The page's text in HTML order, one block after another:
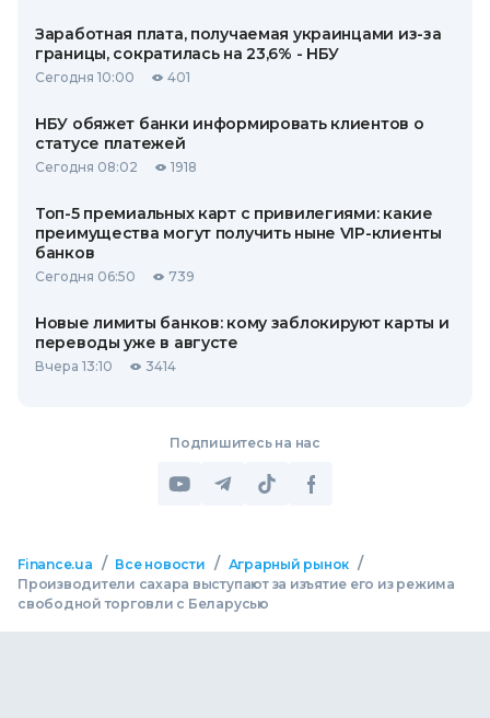
Заработная плата, получаемая украинцами из-за
границы, сократилась на 23,6% - НБУ
Сегодня 10:00 401
НБУ обяжет банки информировать клиентов о
статусе платежей
Сегодня 08:02 1918
Топ-5 премиальных карт с привилегиями: какие
преимущества могут получить ныне VIP-клиенты
банков
Сегодня 06:50 739
Новые лимиты банков: кому заблокируют карты и
переводы уже в августе
Вчера 13:10 3414
Подпишитесь на нас
Finance.ua / Все новости / Аграрный рынок /
Производители сахара выступают за изъятие его из режима
свободной торговли с Беларусью